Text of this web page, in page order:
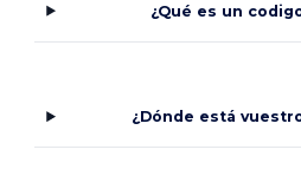
¿Qué es un
¿Dónde está